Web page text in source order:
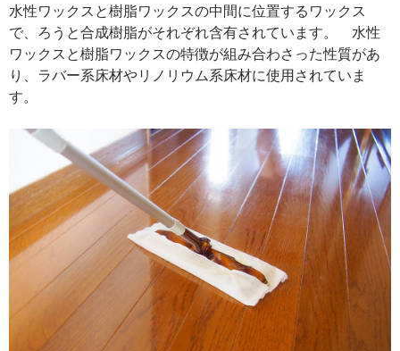
水性ワックスと樹脂ワックスの中間に位置するワックス
で、ろうと合成樹脂がそれぞれ含有されています。 水性
ワックスと樹脂ワックスの特徴が組み合わさった性質があ
り、ラバー系床材やリノリウム系床材に使用されていま
す。